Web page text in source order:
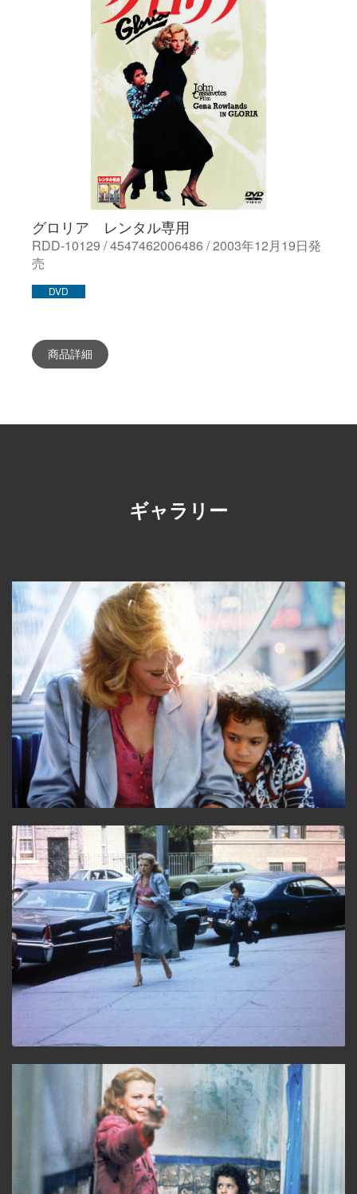
グロリア レンタル専用
RDD-10129 / 4547462006486 / 2003年12月19日発
売
DVD
商品詳細
ギャラリー